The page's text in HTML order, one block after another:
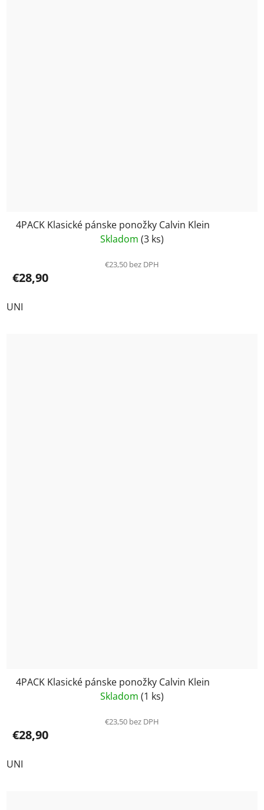
4PACK Klasické pánske ponožky Calvin Klein
Skladom (3 ks)
€23,50 bez DPH
€28,90
UNI
4PACK Klasické pánske ponožky Calvin Klein
Skladom (1 ks)
€23,50 bez DPH
€28,90
UNI